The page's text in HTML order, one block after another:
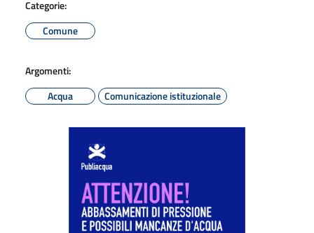
Categorie:
Comune
Argomenti:
Acqua
Comunicazione istituzionale